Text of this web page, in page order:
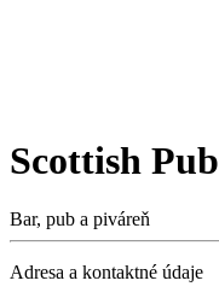
Scottish Pub
Bar, pub a piváreň
Adresa a kontaktné údaje